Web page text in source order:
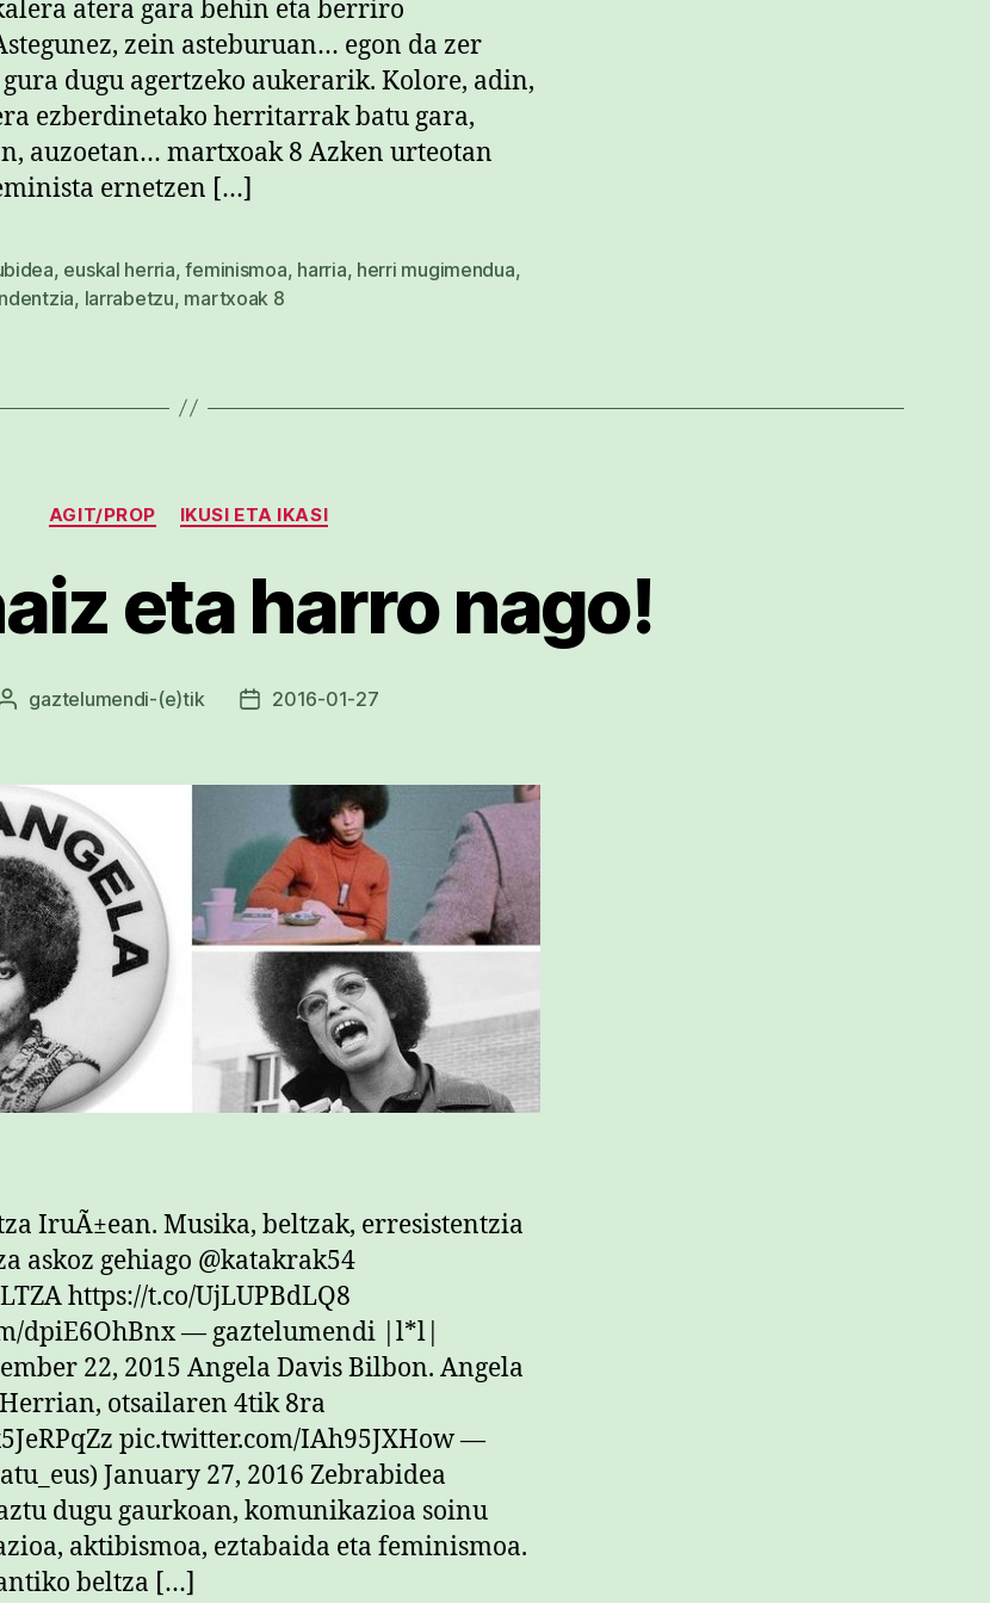
atera gara behin eta berriro
zein asteburuan… egon da zer
dugu agertzeko aukerarik. Kolore, adin,
ezberdinetako herritarrak batu gara,
auzoetan… martxoak 8 Azken urteotan
ernetzen […]
, euskal herria,feminismoa, harria, herri mugimendua,
, larrabetzu, martxoak 8
Kategoriak
AGIT/PROP IKUSI ETA IKASI
eta harro nago!
Argitalpenaren
gaztelumendi-(e)tik
Argitalpenaren
2016-01-27
IruÃ±ean. Musika, beltzak, erresistentzia
askoz gehiago @katakrak54
https://t.co/UjLUPBdLQ8
dpiE6OhBnx — gaztelumendi |l*l|
22, 2015 Angela Davis Bilbon. Angela
otsailaren 4tik 8ra
pic.twitter.com/IAh95JXHow —
January 27, 2016 Zebrabidea
dugu gaurkoan, komunikazioa soinu
aktibismoa, eztabaida eta feminismoa.
beltza […]